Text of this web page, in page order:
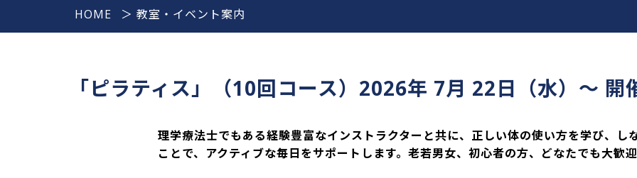
HOME ＞ 教室・イベント案内
「ピラティス」（10回コース）2026年 7月 22日（水）～ 開
理学療法士でもある経験豊富なインストラクターと共に、正しい体の使い方を学び、し
ことで、アクティブな毎日をサポートします。老若男女、初心者の方、どなたでも大歓迎